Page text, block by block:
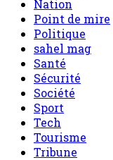
Nation
Point de mire
Politique
sahel mag
Santé
Sécurité
Société
Sport
Tech
Tourisme
Tribune